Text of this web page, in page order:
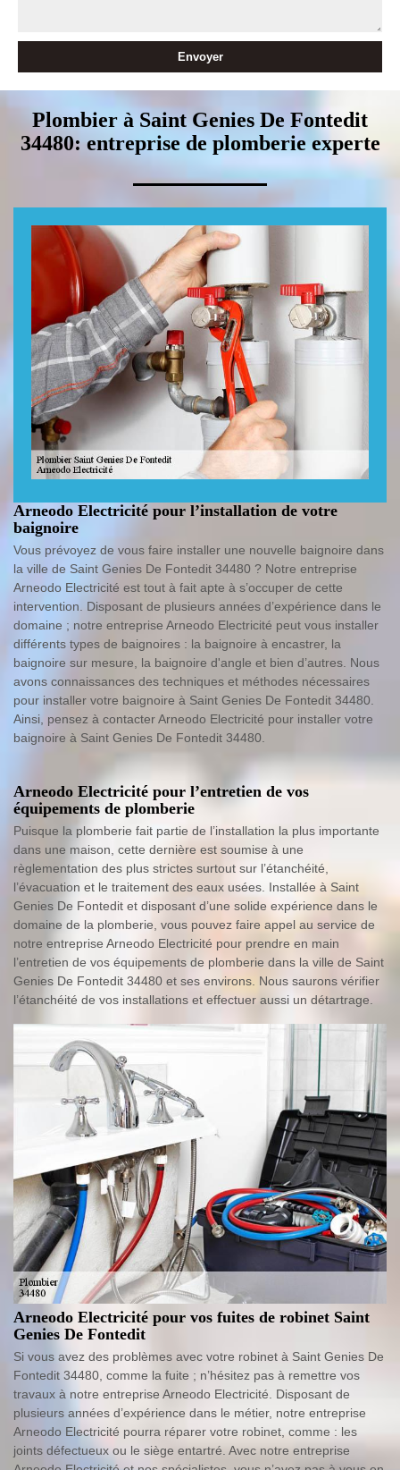
Plombier à Saint Genies De Fontedit
34480: entreprise de plomberie experte
Arneodo Electricité pour l’installation de votre
baignoire
Vous prévoyez de vous faire installer une nouvelle baignoire dans
la ville de Saint Genies De Fontedit 34480 ? Notre entreprise
Arneodo Electricité est tout à fait apte à s’occuper de cette
intervention. Disposant de plusieurs années d’expérience dans le
domaine ; notre entreprise Arneodo Electricité peut vous installer
différents types de baignoires : la baignoire à encastrer, la
baignoire sur mesure, la baignoire d'angle et bien d’autres. Nous
avons connaissances des techniques et méthodes nécessaires
pour installer votre baignoire à Saint Genies De Fontedit 34480.
Ainsi, pensez à contacter Arneodo Electricité pour installer votre
baignoire à Saint Genies De Fontedit 34480.
Arneodo Electricité pour l’entretien de vos
équipements de plomberie
Puisque la plomberie fait partie de l’installation la plus importante
dans une maison, cette dernière est soumise à une
règlementation des plus strictes surtout sur l’étanchéité,
l’évacuation et le traitement des eaux usées. Installée à Saint
Genies De Fontedit et disposant d’une solide expérience dans le
domaine de la plomberie, vous pouvez faire appel au service de
notre entreprise Arneodo Electricité pour prendre en main
l’entretien de vos équipements de plomberie dans la ville de Saint
Genies De Fontedit 34480 et ses environs. Nous saurons vérifier
l’étanchéité de vos installations et effectuer aussi un détartrage.
Arneodo Electricité pour vos fuites de robinet Saint
Genies De Fontedit
Si vous avez des problèmes avec votre robinet à Saint Genies De
Fontedit 34480, comme la fuite ; n’hésitez pas à remettre vos
travaux à notre entreprise Arneodo Electricité. Disposant de
plusieurs années d’expérience dans le métier, notre entreprise
Arneodo Electricité pourra réparer votre robinet, comme : les
joints défectueux ou le siège entartré. Avec notre entreprise